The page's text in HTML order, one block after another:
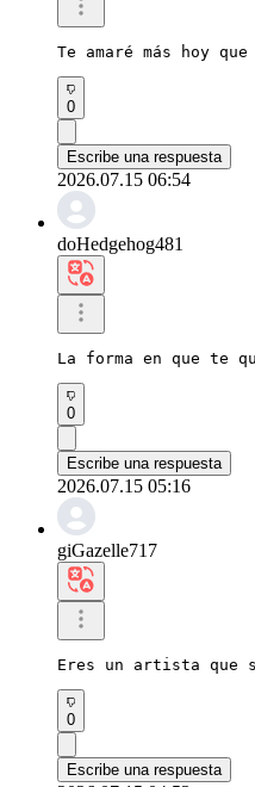
Te amaré más hoy
0
Escribe una respuesta
2026.07.15 06:54
doHedgehog481
La forma en que te
0
Escribe una respuesta
2026.07.15 05:16
giGazelle717
Eres un artista que
0
Escribe una respuesta